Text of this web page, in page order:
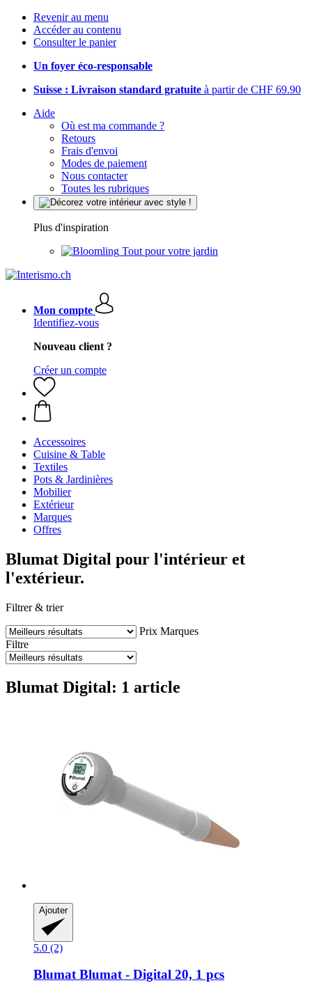
Revenir au menu
Accéder au contenu
Consulter le panier
Un foyer éco-responsable
Suisse : Livraison standard gratuite à partir de CHF 69.90
Aide
Où est ma commande ?
Retours
Frais d'envoi
Modes de paiement
Nous contacter
Toutes les rubriques
Plus d'inspiration
Tout pour votre jardin
Mon compte
Identifiez-vous
Nouveau client ?
Créer un compte
Accessoires
Cuisine & Table
Textiles
Pots & Jardinières
Mobilier
Extérieur
Marques
Offres
Blumat Digital pour l'intérieur et
l'extérieur.
Filtrer & trier
Prix Marques
Filtre
Blumat Digital: 1 article
Ajouter
5.0 (2)
BlumatBlumat -​ Digital 20, 1 pcs